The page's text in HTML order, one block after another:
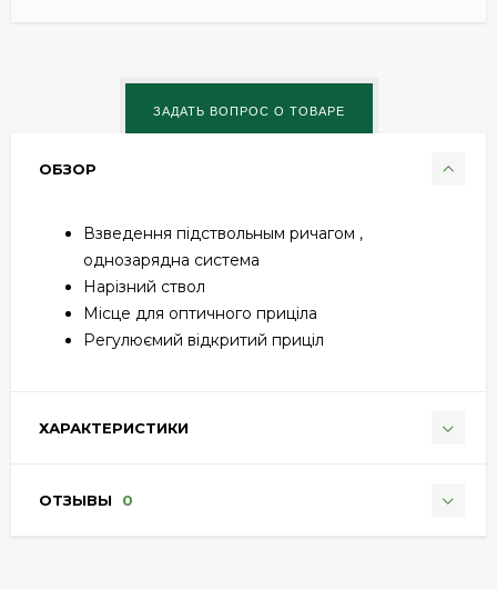
ОБЗОР
Взведення підствольным ричагом ,
однозарядна система
Нарізний ствол
Місце для оптичного приціла
Регулюємий відкритий приціл
ХАРАКТЕРИСТИКИ
ОТЗЫВЫ 0